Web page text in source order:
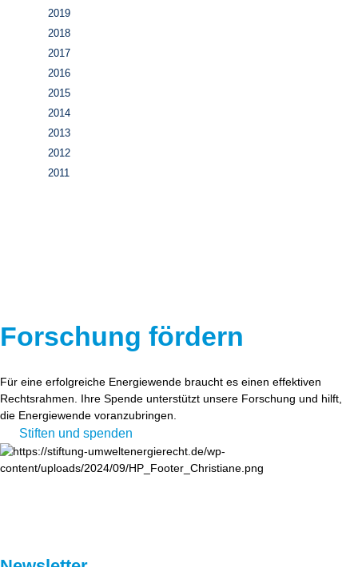
2019
2018
2017
2016
2015
2014
2013
2012
2011
Forschung fördern
Für eine erfolgreiche Energiewende braucht es einen effektiven
Rechtsrahmen. Ihre Spende unterstützt unsere Forschung und hilft,
die Energiewende voranzubringen.
Stiften und spenden